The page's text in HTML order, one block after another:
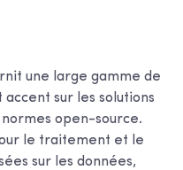
une large gamme de
sur les solutions
open-source.
le traitement et le
sur les données,